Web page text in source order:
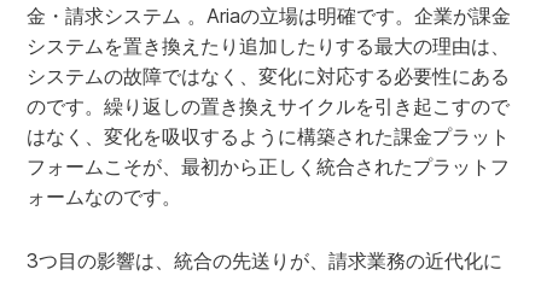
金・請求システム 。Ariaの立場は明確です。企業が課金
システムを置き換えたり追加したりする最大の理由は、
システムの故障ではなく、変化に対応する必要性にある
のです。繰り返しの置き換えサイクルを引き起こすので
はなく、変化を吸収するように構築された課金プラット
フォームこそが、最初から正しく統合されたプラットフ
ォームなのです。
3つ目の影響は、統合の先送りが、請求業務の近代化に